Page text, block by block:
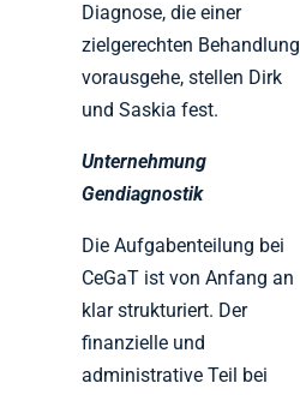
Diagnose, die einer
zielgerechten Behandlung
vorausgehe, stellen Dirk
und Saskia fest.
Unternehmung
Gendiagnostik
Die Aufgabenteilung bei
CeGaT ist von Anfang an
klar strukturiert. Der
finanzielle und
administrative Teil bei